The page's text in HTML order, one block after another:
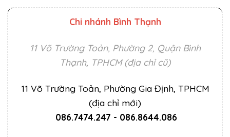
Chi nhánh Bình Thạnh
11 Võ Trường Toản, Phường 2, Quận Bình
Thạnh, TPHCM (địa chỉ cũ)
11 Võ Trường Toản, Phường Gia Định, TPHCM
(địa chỉ mới)
086.7474.247 - 086.8644.086